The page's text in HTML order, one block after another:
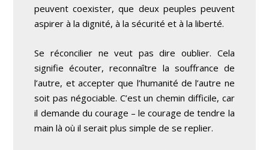
peuvent coexister, que deux peuples peuvent
aspirer à la dignité, à la sécurité et à la liberté.
Se réconcilier ne veut pas dire oublier. Cela
signifie écouter, reconnaître la souffrance de
l’autre, et accepter que l’humanité de l’autre ne
soit pas négociable. C’est un chemin difficile, car
il demande du courage – le courage de tendre la
main là où il serait plus simple de se replier.